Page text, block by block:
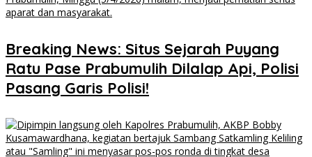
Breaking News: Situs Sejarah Puyang
Ratu Pase Prabumulih Dilalap Api, Polisi
Pasang Garis Polisi!